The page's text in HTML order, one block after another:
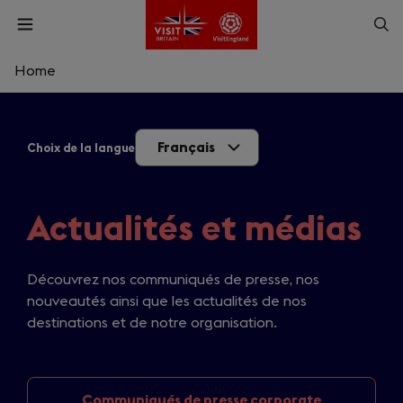
Skip
content
Open
Enter
a
Home
Choix de la langue Français
Actualités et médias
Découvrez nos communiqués de presse, nos
nouveautés ainsi que les actualités de nos
destinations et de notre organisation.
Communiqués de presse corporate